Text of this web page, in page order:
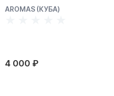
AROMAS (КУБА)
4 000 ₽